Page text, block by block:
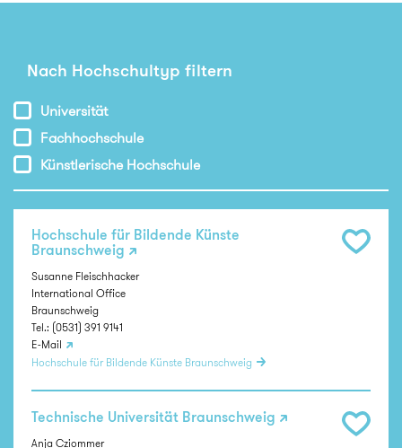
Nach Hochschultyp filtern
Universität
Fachhochschule
Künstlerische Hochschule
Hochschule für Bildende Künste
Braunschweig
Susanne Fleischhacker
International Office
Braunschweig
Tel.: (0531) 391 9141
E-Mail
Hochschule für Bildende Künste Braunschweig
Technische Universität Braunschweig
Anja Cziommer